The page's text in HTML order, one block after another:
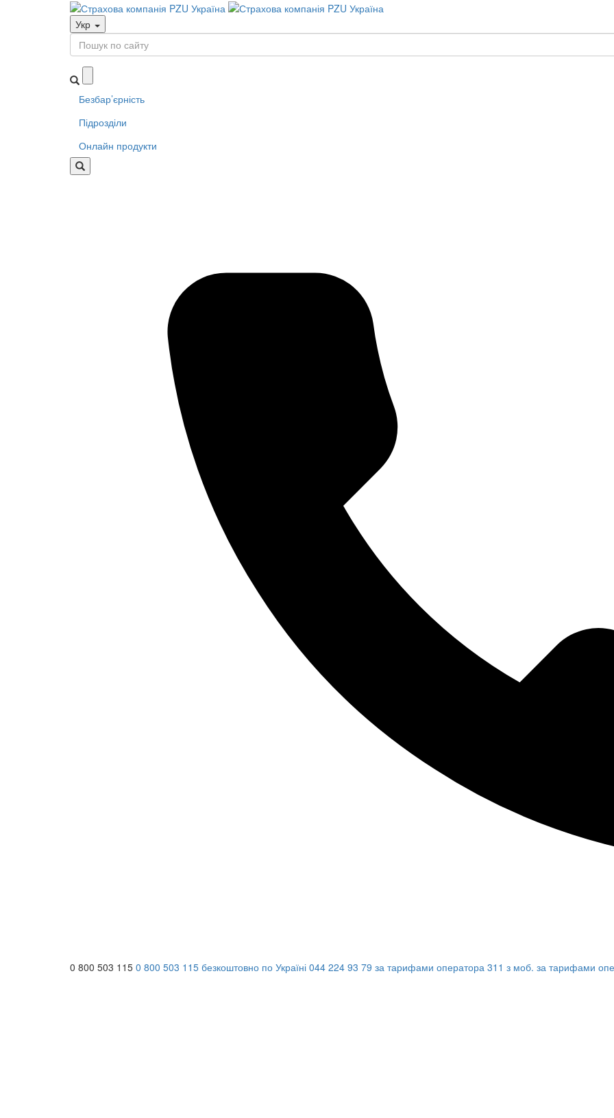
Укр
Безбар’єрність
Підрозділи
Онлайн продукти
0 800 503 115 0 800 503 115 безкоштовно по Україні 044 224 93 79 за тарифами оператора 311 з моб. за тарифами